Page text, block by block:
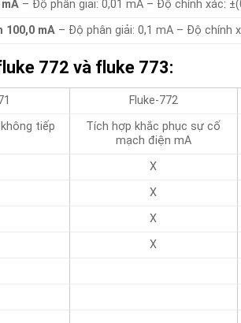
– Độ phân giải: 0,01 mA – Độ chính xác:
100,0 mA – Độ phân giải: 0,1 mA – Độ chính
772 và fluke 773:
Fluke-772
tiếp
Tích hợp khắc phục sự cố
mạch điện mA
X
X
X
X